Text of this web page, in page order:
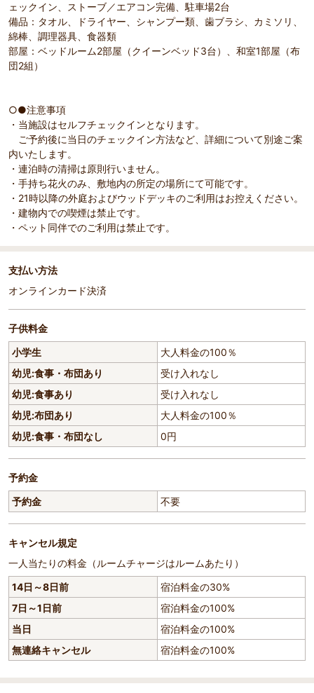
ェックイン、ストーブ／エアコン完備、駐車場2台
備品：タオル、ドライヤー、シャンプー類、歯ブラシ、カミソリ、
綿棒、調理器具、食器類
部屋：ベッドルーム2部屋（クイーンベッド3台）、和室1部屋（布
団2組）
○●注意事項
・当施設はセルフチェックインとなります。
ご予約後に当日のチェックイン方法など、詳細について別途ご案
内いたします。
・連泊時の清掃は原則行いません。
・手持ち花火のみ、敷地内の所定の場所にて可能です。
・21時以降の外庭およびウッドデッキのご利用はお控えください。
・建物内での喫煙は禁止です。
・ペット同伴でのご利用は禁止です。
支払い方法
オンラインカード決済
子供料金
小学生
大人料金の100％
幼児:食事・布団あり
受け入れなし
幼児:食事あり
受け入れなし
幼児:布団あり
大人料金の100％
幼児:食事・布団なし
0円
予約金
予約金
不要
キャンセル規定
一人当たりの料金（ルームチャージはルームあたり）
14日～8日前
宿泊料金の30%
7日～1日前
宿泊料金の100%
当日
宿泊料金の100%
無連絡キャンセル
宿泊料金の100%